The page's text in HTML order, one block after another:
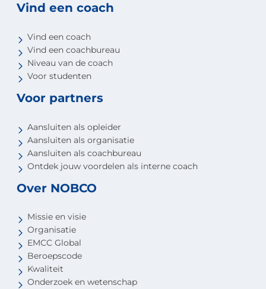
Vind een coach
Vind een coach
Vind een coachbureau
Niveau van de coach
Voor studenten
Voor partners
Aansluiten als opleider
Aansluiten als organisatie
Aansluiten als coachbureau
Ontdek jouw voordelen als interne coach
Over NOBCO
Missie en visie
Organisatie
EMCC Global
Beroepscode
Kwaliteit
Onderzoek en wetenschap